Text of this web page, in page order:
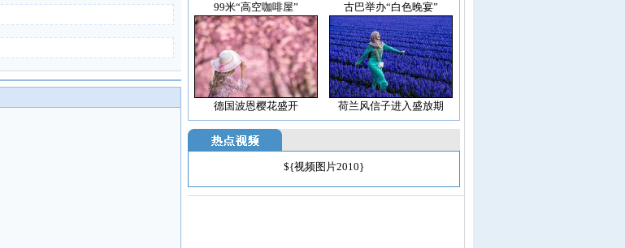
99米“高空咖啡屋” 古巴举办“白色晚宴”
德国波恩樱花盛开 荷兰风信子进入盛放期
${视频图片2010}